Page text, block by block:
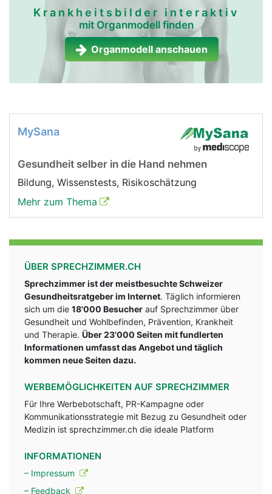
Krankheitsbilder interaktiv
mit Organmodell finden
Organmodell anschauen
MySana
Gesundheit selber in die Hand nehmen
Bildung, Wissenstests, Risikoschätzung
Mehr zum Thema
ÜBER SPRECHZIMMER.CH
Sprechzimmer ist der meistbesuchte Schweizer
Gesundheitsratgeber im Internet. Täglich informieren
sich um die 18'000 Besucher auf Sprechzimmer über
Gesundheit und Wohlbefinden, Prävention, Krankheit
und Therapie. Über 23'000 Seiten mit fundlerten
Informationen umfasst das Angebot und täglich
kommen neue Seiten dazu.
WERBEMÖGLICHKEITEN AUF SPRECHZIMMER
Für Ihre Werbebotschaft, PR-Kampagne oder
Kommunikationsstrategie mit Bezug zu Gesundheit oder
Medizin ist sprechzimmer.ch die ideale Platform
INFORMATIONEN
– Impressum
– Feedback